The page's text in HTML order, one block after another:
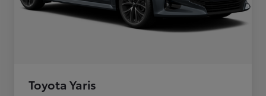
Toyota Yaris